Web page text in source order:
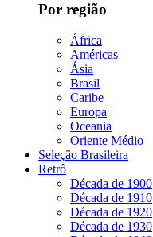
Por região
África
Américas
Ásia
Brasil
Caribe
Europa
Oceania
Oriente Médio
Seleção Brasileira
Retrô
Década de 1900
Década de 1910
Década de 1920
Década de 1930